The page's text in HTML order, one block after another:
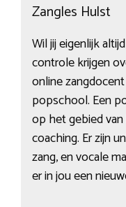
Zangles Hulst
Wil jij eigenlijk
controle krijgen
online
popschool. Een
op het gebied
coaching. Er zijn
zang, en vocale
er in jou een